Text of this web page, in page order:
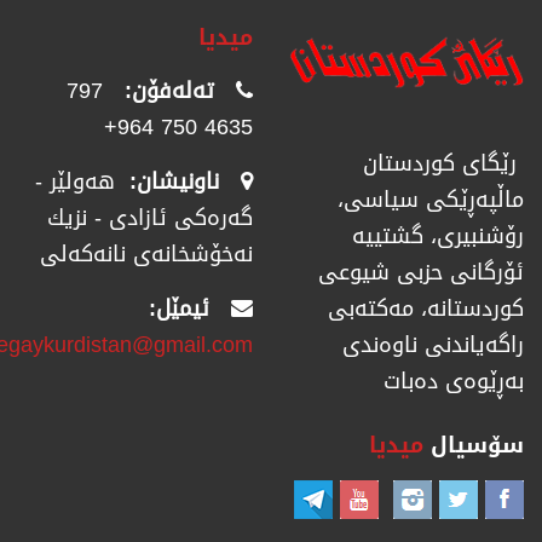
رێگای كوردستان
ماڵپەڕێكی سیاسی،
رۆشنبیری، گشتییە
ئۆرگانی حزبی شیوعی
كوردستانە، مەكتەبی
راگەیاندنی ناوەندی
بەڕێوەی دەبات
میدیا
تەلەفۆن: 797
4635 750 964+
ناونیشان: هەولێر -
گەرەکی ئازادی - نزیك
نەخۆشخانەی نانەکەلی
ئیمێل:
سۆسیال میدیا